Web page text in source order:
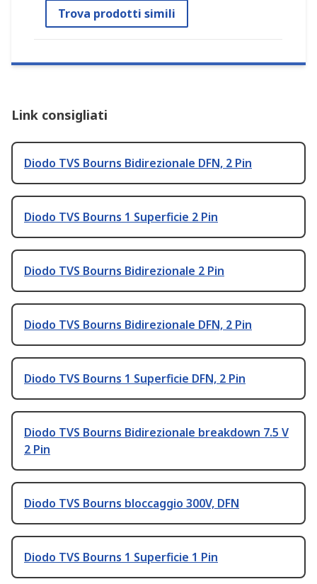
Trova prodotti simili
Link consigliati
Diodo TVS Bourns Bidirezionale DFN, 2 Pin
Diodo TVS Bourns 1 Superficie 2 Pin
Diodo TVS Bourns Bidirezionale 2 Pin
Diodo TVS Bourns Bidirezionale DFN, 2 Pin
Diodo TVS Bourns 1 Superficie DFN, 2 Pin
Diodo TVS Bourns Bidirezionale breakdown 7.5 V
2 Pin
Diodo TVS Bourns bloccaggio 300V, DFN
Diodo TVS Bourns 1 Superficie 1 Pin